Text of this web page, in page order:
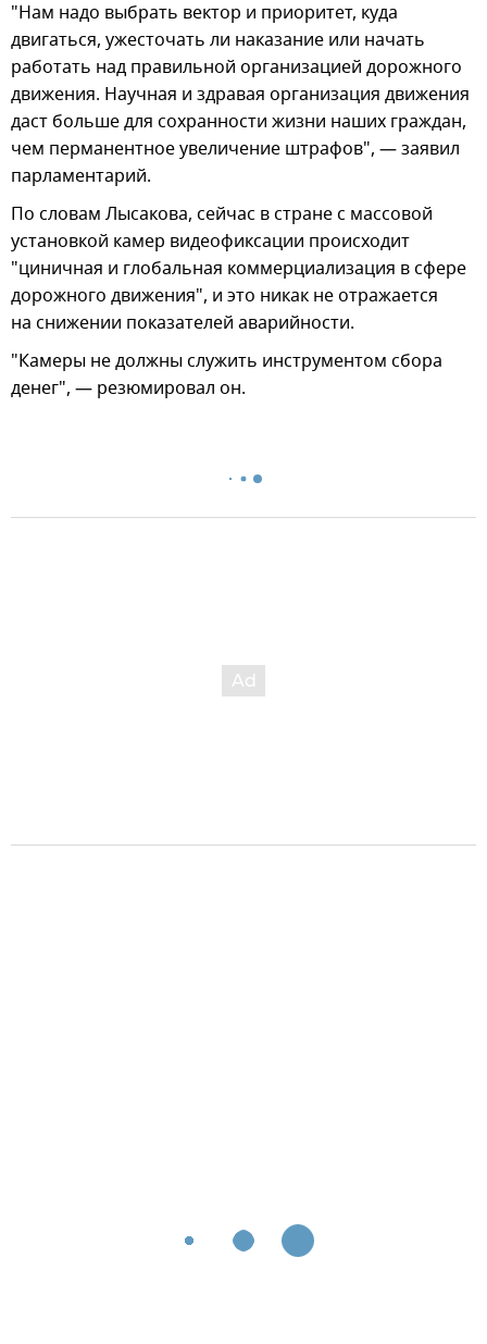
"Нам надо выбрать вектор и приоритет, куда
двигаться, ужесточать ли наказание или начать
работать над правильной организацией дорожного
движения. Научная и здравая организация движения
даст больше для сохранности жизни наших граждан,
чем перманентное увеличение штрафов", — заявил
парламентарий.
По словам Лысакова, сейчас в стране с массовой
установкой камер видеофиксации происходит
"циничная и глобальная коммерциализация в сфере
дорожного движения", и это никак не отражается
на снижении показателей аварийности.
"Камеры не должны служить инструментом сбора
денег", — резюмировал он.